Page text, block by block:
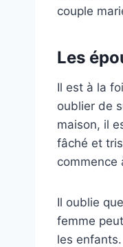
couple
Les
Il est à la
oublier de
maison, il
fâché et
commence
Il oublie
femme
les enfants.